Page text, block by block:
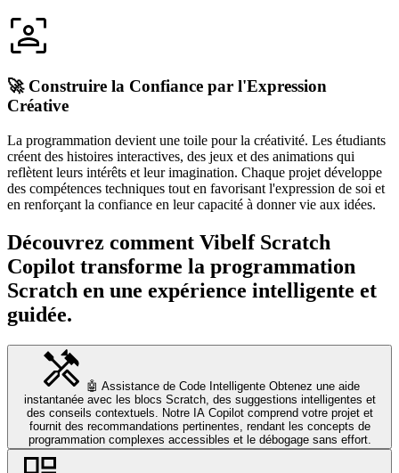
🚀 Construire la Confiance par l'Expression
Créative
La programmation devient une toile pour la créativité. Les étudiants
créent des histoires interactives, des jeux et des animations qui
reflètent leurs intérêts et leur imagination. Chaque projet développe
des compétences techniques tout en favorisant l'expression de soi et
en renforçant la confiance en leur capacité à donner vie aux idées.
Découvrez comment Vibelf Scratch
Copilot transforme la programmation
Scratch en une expérience intelligente et
guidée.
🤖 Assistance de Code Intelligente Obtenez une aide
instantanée avec les blocs Scratch, des suggestions intelligentes et
des conseils contextuels. Notre IA Copilot comprend votre projet et
fournit des recommandations pertinentes, rendant les concepts de
programmation complexes accessibles et le débogage sans effort.